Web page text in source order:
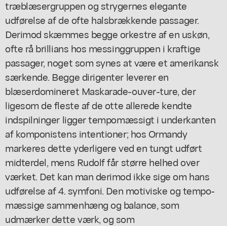
træblæsergruppen og strygernes elegante
udførelse af de ofte halsbrækkende passager.
Derimod skæmmes begge orkestre af en uskøn,
ofte rå brillians hos messinggruppen i kraftige
passager, noget som synes at være et amerikansk
særkende. Begge dirigenter leverer en
blæserdomineret Maskarade-ouver-ture, der
ligesom de fleste af de otte allerede kendte
indspilninger ligger tempomæssigt i underkanten
af komponistens intentioner; hos Ormandy
markeres dette yderligere ved en tungt udført
midterdel, mens Rudolf får større helhed over
værket. Det kan man derimod ikke sige om hans
udførelse af 4. symfoni. Den motiviske og tempo-
mæssige sammenhæng og balance, som
udmærker dette værk, og som